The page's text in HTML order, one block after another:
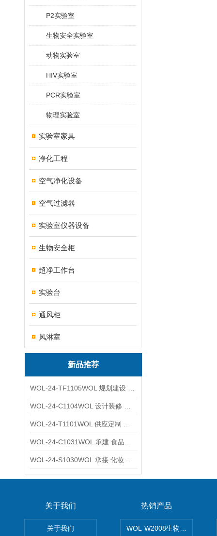
P2实验室
生物安全实验室
动物实验室
HIV实验室
PCR实验室
物理实验室
实验室家具
净化工程
空气净化设备
空气过滤器
实验室仪器设备
生物安全柜
超净工作台
实验台
通风柜
风淋室
新品推荐
关于我们
关于我们
热销产品
WOL-W2008生物制药GMP